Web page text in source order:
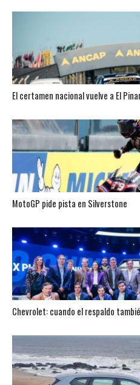
El certamen nacional vuelve a El
MotoGP pide pista en Silverstone
Chevrolet: cuando el respaldo